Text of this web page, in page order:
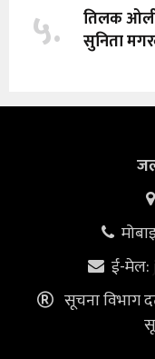
५.
तिलक
सुनिता
ई-मेल:
सूचना विभाग